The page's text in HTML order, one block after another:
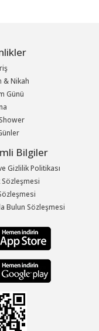
& Nikah
Günü
Bilgiler
Gizlilik Politikası
Sözleşmesi
Bulun Sözleşmesi